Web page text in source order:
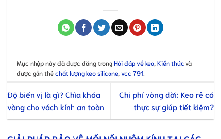
Mục nhập này đã được đăng trongHỏi đáp về keo ,Kiến thức và
được gắn thẻchất lượng keo silicone ,vcc 791
Độ biến vị là gì? Chìa khóa
vàng cho vách kính an toàn
Chi phí vòng đời: Keo rẻ có
thực sự giúp tiết kiệm?